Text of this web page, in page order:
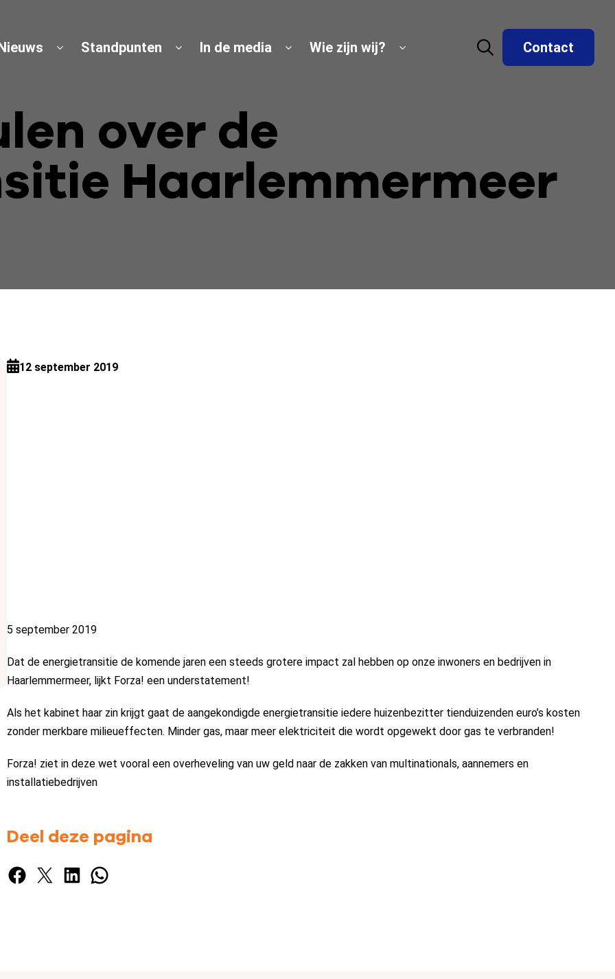
Nieuws Standpunten In de media Wie zijn wij? Contact
over de
Haarlemmermeer
12 september 2019
5 september 2019
Dat de energietransitie de komende jaren een steeds grotere impact zal hebben op onze inwoners en bedrijven in
Haarlemmermeer, lijkt Forza! een understatement!
Als het kabinet haar zin krijgt gaat de aangekondigde energietransitie iedere huizenbezitter tienduizenden euro’s kosten
zonder merkbare milieueffecten. Minder gas, maar meer elektriciteit die wordt opgewekt door gas te verbranden!
Forza! ziet in deze wet vooral een overheveling van uw geld naar de zakken van multinationals, aannemers en
installatiebedrijven
Deel deze pagina
Facebook X LinkedIn WhatsApp